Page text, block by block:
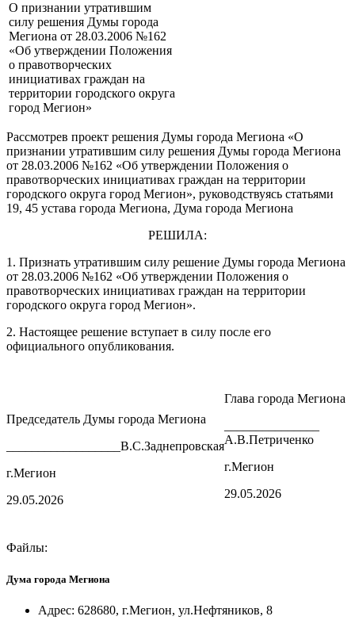
О признании утратившим
силу решения Думы города
Мегиона от 28.03.2006 №162
«Об утверждении Положения
о правотворческих
инициативах граждан на
территории городского округа
город Мегион»
Рассмотрев проект решения Думы города Мегиона «О
признании утратившим силу решения Думы города Мегиона
от 28.03.2006 №162 «Об утверждении Положения о
правотворческих инициативах граждан на территории
городского округа город Мегион», руководствуясь статьями
19, 45 устава города Мегиона, Дума города Мегиона
РЕШИЛА:
1. Признать утратившим силу решение Думы города Мегиона
от 28.03.2006 №162 «Об утверждении Положения о
правотворческих инициативах граждан на территории
городского округа город Мегион».
2. Настоящее решение вступает в силу после его
официального опубликования.
Председатель Думы города Мегиона
__________________В.С.Заднепровская
г.Мегион
29.05.2026
Глава города Мегиона
А.В.Петриченко
г.Мегион
29.05.2026
Файлы:
Дума города Мегиона
Адрес: 628680, г.Мегион, ул.Нефтяников, 8